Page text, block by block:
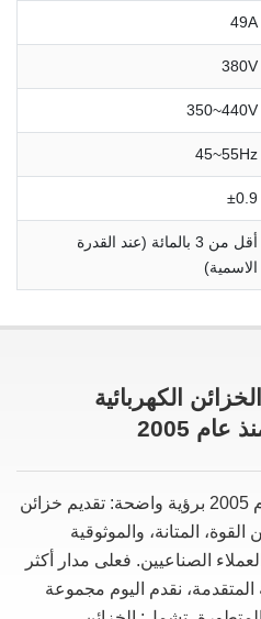
49A
380V
350~440V
45~55Hz
±0.9
أقل من 3 بالمائة (عند القدرة
الاسمية)
الكهربائية
2005
انطلقت شركتنا CABA في عام 2005 برؤية واضحة: تقديم خزائن
المتانة، والموثوقية
الصناعيين. فعلى مدار أكثر
نقدم اليوم مجموعة